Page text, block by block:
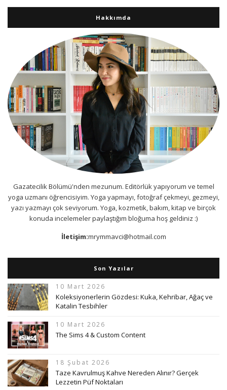
Hakkımda
Gazatecilik Bölümü'nden mezunum. Editörlük yapıyorum ve temel
yoga uzmanı öğrencisiyim. Yoga yapmayı, fotoğraf çekmeyi, gezmeyi,
yazı yazmayı çok seviyorum. Yoga, kozmetik, bakım, kitap ve birçok
konuda incelemeler paylaştığım bloğuma hoş geldiniz :)
İletişim:mrymmavci@hotmail.com
Son Yazılar
10 Mart 2026
Koleksiyonerlerin Gözdesi: Kuka, Kehribar, Ağaç ve
Katalin Tesbihler
10 Mart 2026
The Sims 4 & Custom Content
18 Şubat 2026
Taze Kavrulmuş Kahve Nereden Alınır? Gerçek
Lezzetin Püf Noktaları